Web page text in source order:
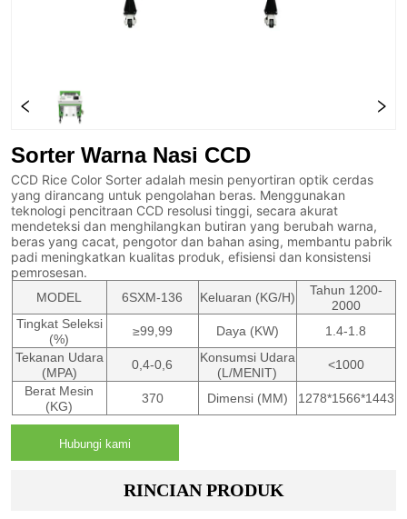
Sorter Warna Nasi CCD
CCD Rice Color Sorter adalah mesin penyortiran optik cerdas
yang dirancang untuk pengolahan beras. Menggunakan
teknologi pencitraan CCD resolusi tinggi, secara akurat
mendeteksi dan menghilangkan butiran yang berubah warna,
beras yang cacat, pengotor dan bahan asing, membantu pabrik
padi meningkatkan kualitas produk, efisiensi dan konsistensi
pemrosesan.
MODEL 6SXM-136 Keluaran (KG/H)
Tahun 1200-
2000
Tingkat Seleksi
(%)
≥99,99 Daya (KW)
1.4-1.8
Tekanan Udara
(MPA)
0,4-0,6
Konsumsi Udara
(L/MENIT)
<1000
Berat Mesin
(KG)
370 Dimensi (MM) 1278*1566*1443
Hubungi kami
RINCIAN PRODUK